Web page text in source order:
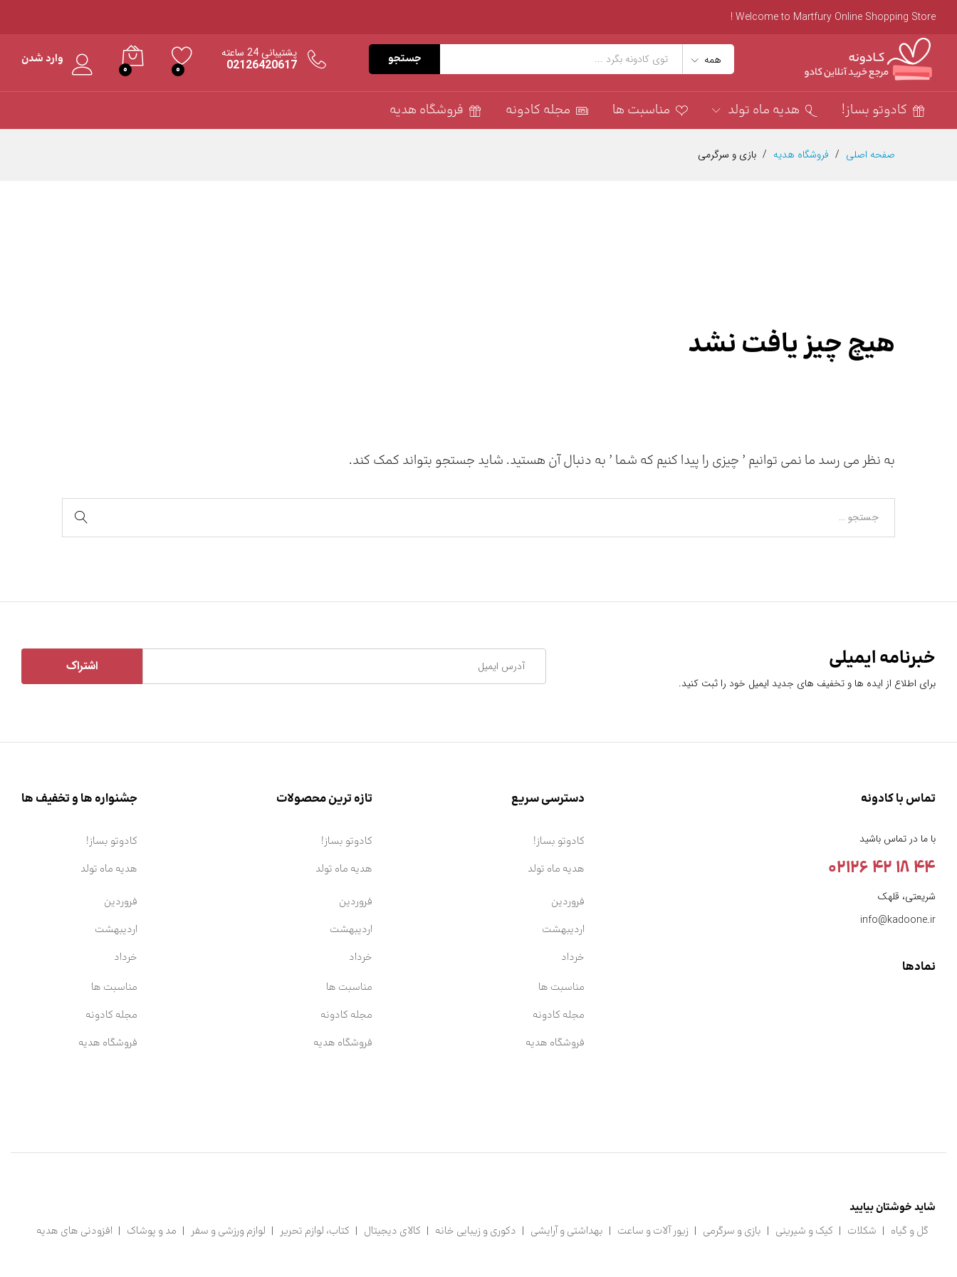
Welcome to Martfury Online Shopping Store !
همه جستجو پشتیبانی 24 ساعته
02126420617
0
0
وارد شدن
کادوتو بساز! هدیه ماه تولد مناسبت ها مجله کادونه فروشگاه هدیه
صفحه اصلی / فروشگاه هدیه / بازی و سرگرمی
هیچ چیز یافت نشد
به نظر می رسد ما نمی توانیم ’ چیزی را پیدا کنیم که شما ’ به دنبال آن هستید. شاید جستجو بتواند کمک کند.
خبرنامه ایمیلی
برای اطلاع از ایده ها و تخفیف های جدید ایمیل خود را ثبت کنید.
تماس با کادونه
با ما در تماس باشید
44 18 42 02126
شریعتی، قلهک
info@kadoone.ir
نمادها
دسترسی سریع
کادوتو بساز!
هدیه ماه تولد
فروردین
اردیبهشت
خرداد
مناسبت ها
مجله کادونه
فروشگاه هدیه
تازه ترین محصولات
کادوتو بساز!
هدیه ماه تولد
فروردین
اردیبهشت
خرداد
مناسبت ها
مجله کادونه
فروشگاه هدیه
جشنواره ها و تخفیف ها
کادوتو بساز!
هدیه ماه تولد
فروردین
اردیبهشت
خرداد
مناسبت ها
مجله کادونه
فروشگاه هدیه
شاید خوشتان بیایید
گل و گیاه
شکلات کیک و شیرینی بازی و سرگرمی زیور آلات و ساعت بهداشتی و آرایشی دکوری و زیبایی خانه کالای دیجیتال کتاب، لوازم تحریر لوازم ورزشی و سفر مد و پوشاک افزودنی های هدیه